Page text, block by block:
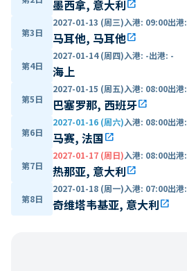
墨西拿, 意大利open_in_new
第3日
2027-01-13 (周三)入港: 09:00出港:
马耳他, 马耳他open_in_new
第4日
2027-01-14 (周四)入港: -出港: -
海上
第5日
2027-01-15 (周五)入港: 08:00出港:
巴塞罗那, 西班牙open_in_new
第6日
2027-01-16 (周六)入港: 08:00出港:
马赛, 法国open_in_new
第7日
2027-01-17 (周日)入港: 08:00出港:
热那亚, 意大利open_in_new
第8日
2027-01-18 (周一)入港: 07:00出港:
奇维塔韦基亚, 意大利open_in_new